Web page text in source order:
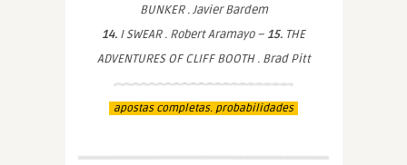
BUNKER . Javier Bardem
14. I SWEAR . Robert Aramayo – 15. THE
ADVENTURES OF CLIFF BOOTH . Brad Pitt
apostas completas. probabilidades